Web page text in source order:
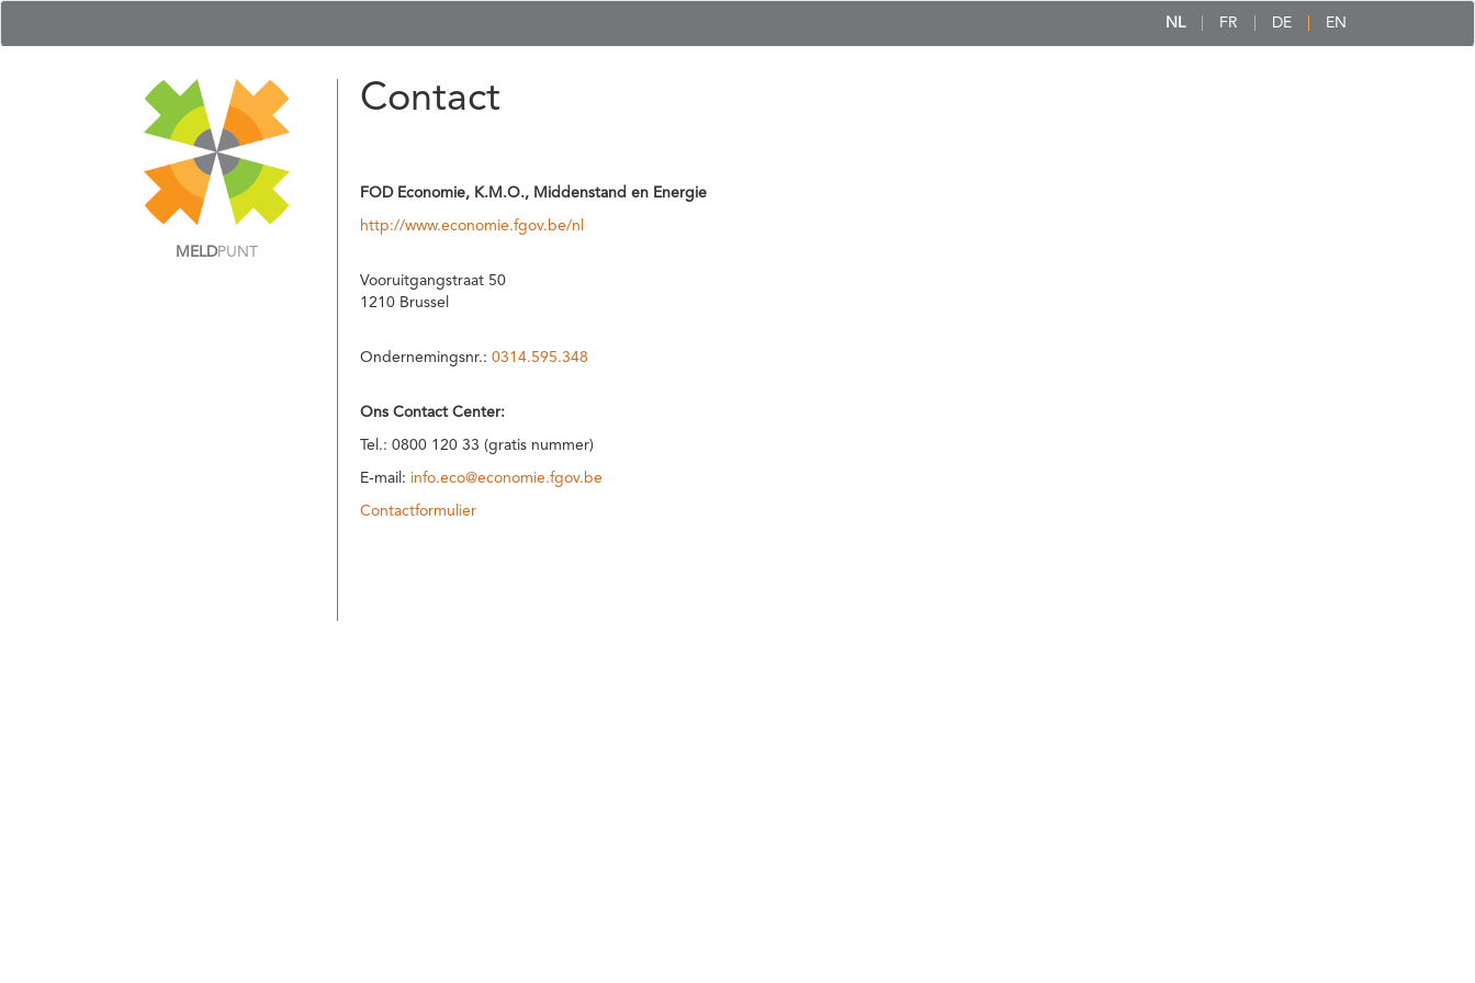
NL FR DE EN
MELDPUNT
Contact
FOD Economie, K.M.O., Middenstand en Energie
http://www.economie.fgov.be/nl
Vooruitgangstraat 50
1210 Brussel
Ondernemingsnr.: 0314.595.348
Ons Contact Center:
Tel.: 0800 120 33 (gratis nummer)
E-mail: info.eco@economie.fgov.be
Contactformulier